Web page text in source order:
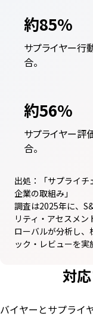
約85%
サプライヤー行
合。
約56%
サプライヤー評
合。
出処：「サプライチ
企業の取組み」
調査は2025年に、
リティ・アセスメ
ローバルが分析し
ック・レビューを実
対
バイヤーとサプライ